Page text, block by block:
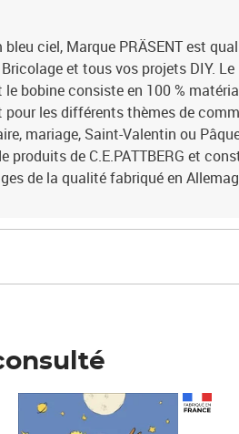
ciel, Marque PRÄSENT est
et tous vos projets DIY. Le
bobine consiste en 100 %
les différents thèmes de
mariage, Saint-Valentin ou
produits de C.E.PATTBERG et
de la qualité fabriqué en
7,50€